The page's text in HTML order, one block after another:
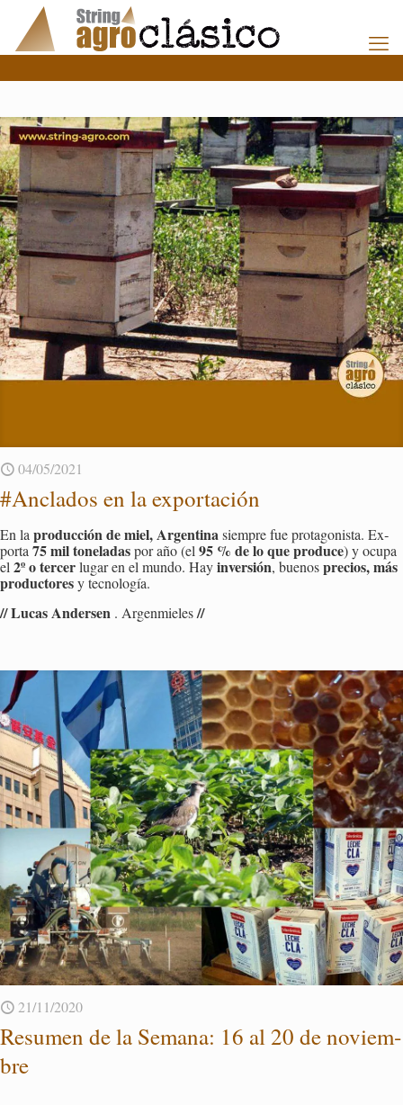
04/05/2021
#An­cla­dos en la ex­por­ta­ción
En la pro­duc­ción de miel, Ar­gen­ti­nasiem­pre fue pro­ta­go­nis­ta. Ex­
por­ta 75 mil to­ne­la­daspor año (el 95 % de lo que pro­du­ce) y ocupa
el 2º o ter­cerlugar en el mundo. Hayin­ver­sión, bue­nospre­cios, más
pro­duc­to­resy tec­no­lo­gía.
// Lucas An­der­sen . Ar­gen­mie­les//
21/11/2020
Re­su­men de la Se­ma­na: 16 al 20 de no­viem­
bre